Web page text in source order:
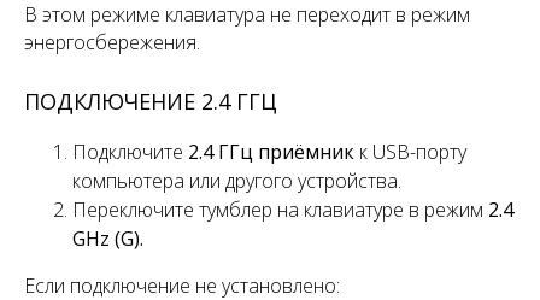
В этом режиме клавиатура не переходит в режим
энергосбережения.
ПОДКЛЮЧЕНИЕ 2.4 ГГЦ
Подключите 2.4 ГГц приёмник к USB-порту
компьютера или другого устройства.
Переключите тумблер на клавиатуре в режим 2.4
GHz (G).
Если подключение не установлено: